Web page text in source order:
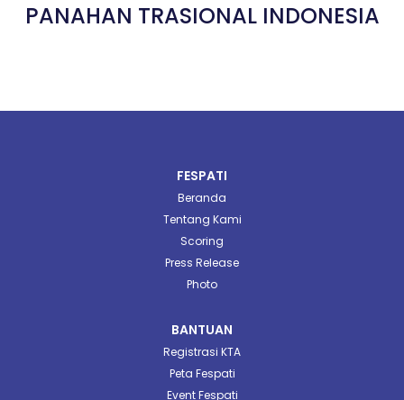
PANAHAN TRASIONAL INDONESIA
FESPATI
Beranda
Tentang Kami
Scoring
Press Release
Photo
BANTUAN
Registrasi KTA
Peta Fespati
Event Fespati